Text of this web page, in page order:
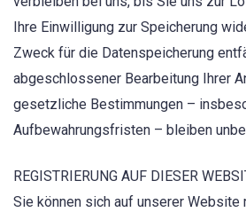
Ihre Einwilligung zur Speicherung
Zweck für die Datenspeicherung
abgeschlossener Bearbeitung Ihrer
gesetzliche Bestimmungen –
Aufbewahrungsfristen – bleiben
REGISTRIERUNG AUF DIESER
Sie können sich auf unserer Website